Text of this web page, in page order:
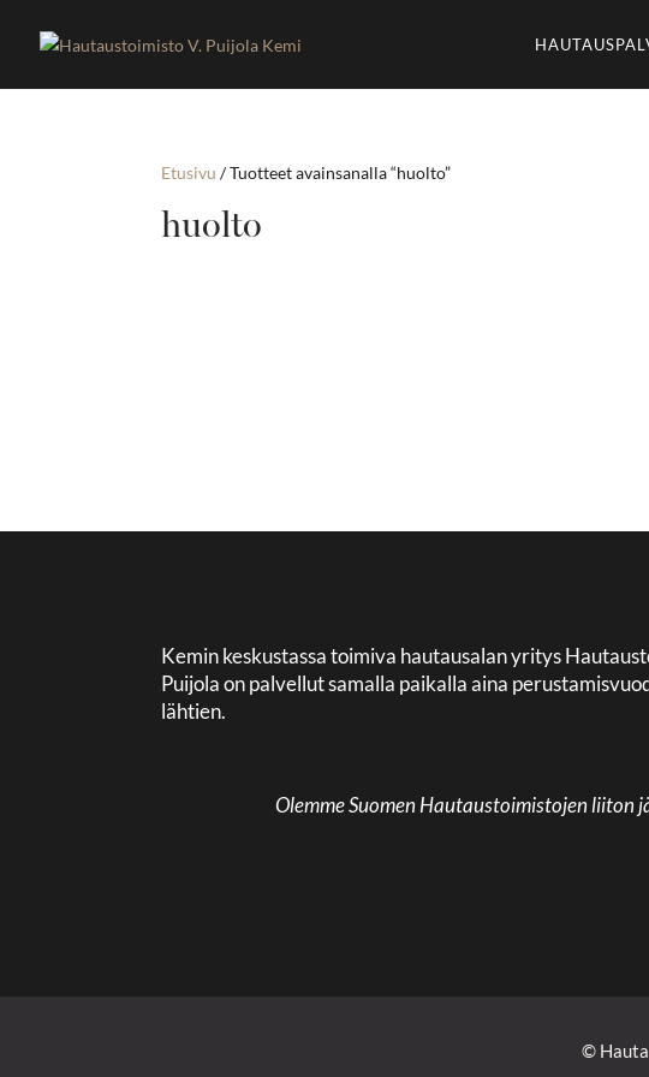
Etusivu / Tuotteet avainsanalla “huolto”
huolto
Kemin keskustassa toimiva hautausalan yritys
Puijola on palvellut samalla paikalla aina
lähtien.
Olemme Suomen Hautaustoimistojen liiton
©